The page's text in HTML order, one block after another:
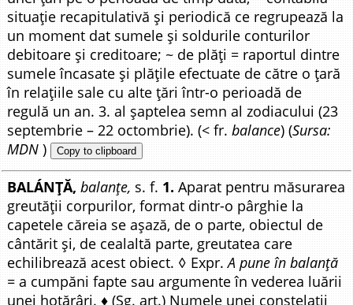
situație recapitulativă și periodică ce regrupează la
un moment dat sumele și soldurile conturilor
debitoare și creditoare; ~ de plăți = raportul dintre
sumele încasate și plățile efectuate de către o țară
în relațiile sale cu alte țări într-o perioadă de
regulă un an. 3. al șaptelea semn al zodiacului (23
septembrie – 22 octombrie). (< fr.balance) (Sursa:
MDN ) Copy to clipboard
BALÁNȚĂ, balanțe, s. f. 1. Aparat pentru măsurarea
greutății corpurilor, format dintr-o pârghie la
capetele căreia se așază, de o parte, obiectul de
cântărit și, de cealaltă parte, greutatea care
echilibrează acest obiect. ◊ Expr.A pune în balanță
= a cumpăni fapte sau argumente în vederea luării
unei hotărâri. ♦ (Sg. art.) Numele unei constelații